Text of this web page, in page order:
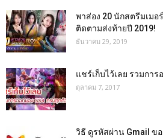
พาส่อง 20 นักสตรีมเมอ
ติดตามส่งท้ายปี 2019!
ธันวาคม 29, 2019
แชร์เก็บไว้เลย รวมกา
ตุลาคม 7, 2017
วิธี ดูรหัสผ่าน Gmail ข